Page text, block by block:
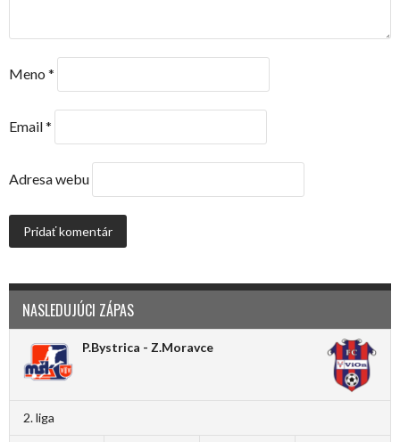
Meno *
Email*
Adresa webu
NASLEDUJÚCI ZÁPAS
P.Bystrica - Z.Moravce
2. liga